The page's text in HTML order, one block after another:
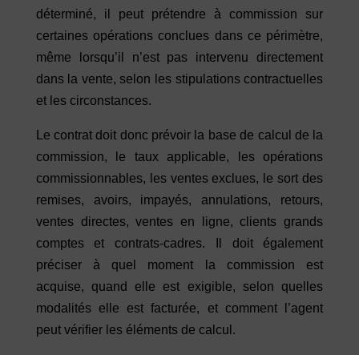
déterminé, il peut prétendre à commission sur
certaines opérations conclues dans ce périmètre,
même lorsqu’il n’est pas intervenu directement
dans la vente, selon les stipulations contractuelles
et les circonstances.
Le contrat doit donc prévoir la base de calcul de la
commission, le taux applicable, les opérations
commissionnables, les ventes exclues, le sort des
remises, avoirs, impayés, annulations, retours,
ventes directes, ventes en ligne, clients grands
comptes et contrats-cadres. Il doit également
préciser à quel moment la commission est
acquise, quand elle est exigible, selon quelles
modalités elle est facturée, et comment l’agent
peut vérifier les éléments de calcul.